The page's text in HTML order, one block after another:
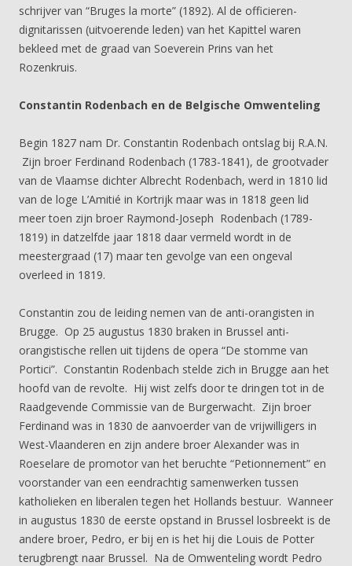
schrijver van “Bruges la morte” (1892). Al de officieren-
dignitarissen (uitvoerende leden) van het Kapittel waren
bekleed met de graad van Soeverein Prins van het
Rozenkruis.
Constantin Rodenbach en de Belgische Omwenteling
Begin 1827 nam Dr. Constantin Rodenbach ontslag bij R.A.N.
Zijn broer Ferdinand Rodenbach (1783-1841), de grootvader
van de Vlaamse dichter Albrecht Rodenbach, werd in 1810 lid
van de loge L’Amitié in Kortrijk maar was in 1818 geen lid
meer toen zijn broer Raymond-Joseph Rodenbach (1789-
1819) in datzelfde jaar 1818 daar vermeld wordt in de
meestergraad (17) maar ten gevolge van een ongeval
overleed in 1819.
Constantin zou de leiding nemen van de anti-orangisten in
Brugge. Op 25 augustus 1830 braken in Brussel anti-
orangistische rellen uit tijdens de opera “De stomme van
Portici”. Constantin Rodenbach stelde zich in Brugge aan het
hoofd van de revolte. Hij wist zelfs door te dringen tot in de
Raadgevende Commissie van de Burgerwacht. Zijn broer
Ferdinand was in 1830 de aanvoerder van de vrijwilligers in
West-Vlaanderen en zijn andere broer Alexander was in
Roeselare de promotor van het beruchte “Petionnement” en
voorstander van een eendrachtig samenwerken tussen
katholieken en liberalen tegen het Hollands bestuur. Wanneer
in augustus 1830 de eerste opstand in Brussel losbreekt is de
andere broer, Pedro, er bij en is het hij die Louis de Potter
terugbrengt naar Brussel. Na de Omwenteling wordt Pedro